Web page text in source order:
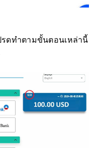
ดทำตามขั้นตอนเหล่านี้